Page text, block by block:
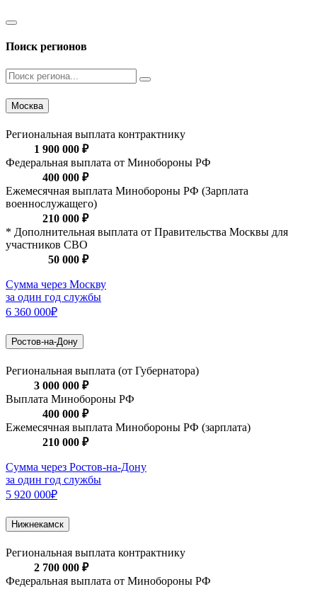
Поиск регионов
Москва
Региональная выплата контрактнику
1 900 000 ₽
Федеральная выплата от Минобороны РФ
400 000 ₽
Ежемесячная выплата Минобороны РФ (Зарплата
военнослужащего)
210 000 ₽
* Дополнительная выплата от Правительства Москвы для
участников СВО
50 000 ₽
Сумма через Москву
за один год службы
6 360 000₽
Ростов-на-Дону
Региональная выплата (от Губернатора)
3 000 000 ₽
Выплата Минобороны РФ
400 000 ₽
Ежемесячная выплата Минобороны РФ (зарплата)
210 000 ₽
Сумма через Ростов-на-Дону
за один год службы
5 920 000₽
Нижнекамск
Региональная выплата контрактнику
2 700 000 ₽
Федеральная выплата от Минобороны РФ